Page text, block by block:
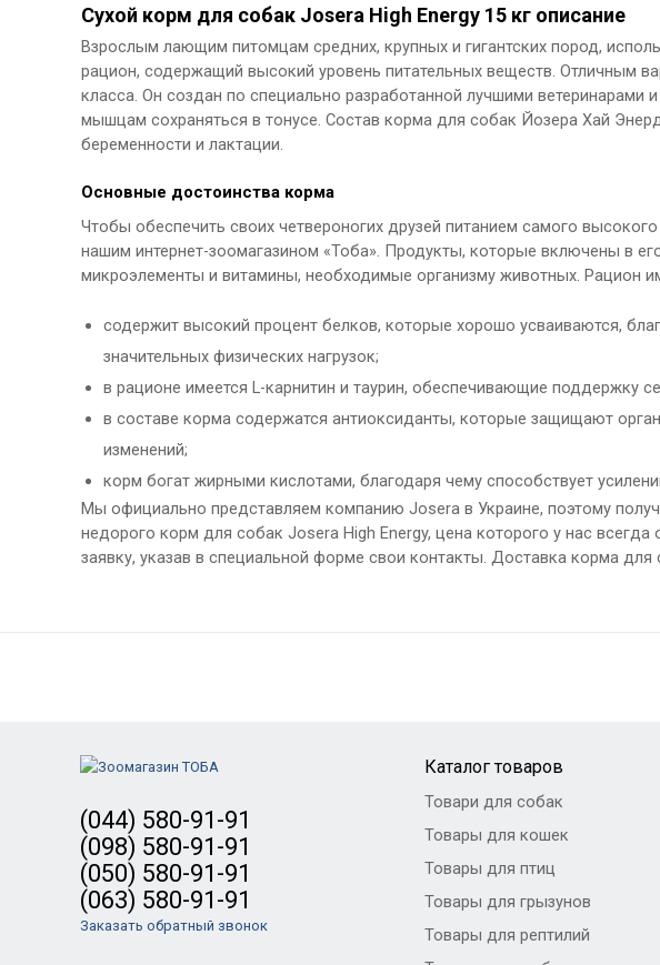
Сухой корм для собак Josera High Energy 15 кг описание
Взрослым лающим питомцам средних, крупных и гигантских пород,
рацион, содержащий высокий уровень питательных веществ. Отличным
класса. Он создан по специально разработанной лучшими
мышцам сохраняться в тонусе. Состав корма для собак Йозера Хай
беременности и лактации.
Основные достоинства корма
Чтобы обеспечить своих четвероногих друзей питанием самого
нашим интернет-зоомагазином «Тоба». Продукты, которые включены в
микроэлементы и витамины, необходимые организму животных. Рацион
содержит высокий процент белков, которые хорошо усваиваются,
значительных физических нагрузок;
в рационе имеется L-карнитин и таурин, обеспечивающие поддержку
в составе корма содержатся антиоксиданты, которые защищают
изменений;
корм богат жирными кислотами, благодаря чему способствует
Мы официально представляем компанию Josera в Украине, поэтому
недорого корм для собак Josera High Energy, цена которого у нас
заявку, указав в специальной форме свои контакты. Доставка корма
(044) 580-91-91
(098) 580-91-91
(050) 580-91-91
(063) 580-91-91
Заказать обратный звонок
Каталог товаров
Товари для собак
Товары для кошек
Товары для птиц
Товары для грызунов
Товары для рептилий